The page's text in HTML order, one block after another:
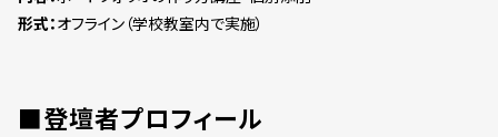
形式：オフライン（学校教室内で実施）
■登壇者プロフィール